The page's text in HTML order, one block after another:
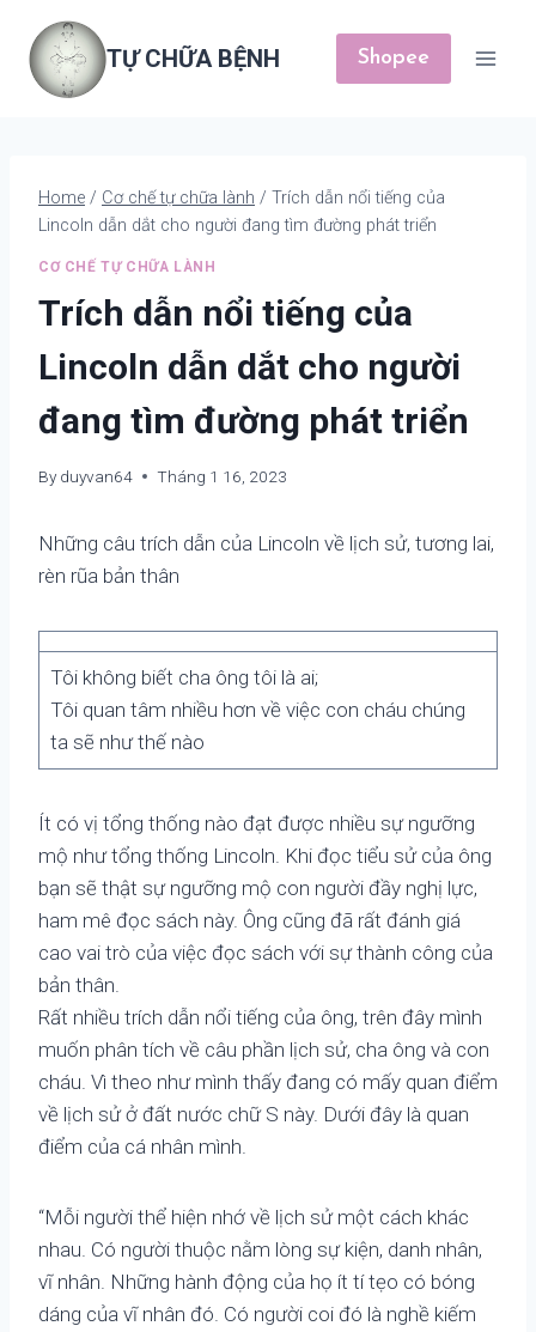
content
TỰ CHỮA BỆNH Shopee
Home / Cơ chế tự chữa lành / Trích dẫn nổi tiếng của
Lincoln dẫn dắt cho người đang tìm đường phát triển
CƠ CHẾ TỰ CHỮA LÀNH
Trích dẫn nổi tiếng của
Lincoln dẫn dắt cho người
đang tìm đường phát triển
By duyvan64 Tháng 1 16, 2023
Những câu trích dẫn của Lincoln về lịch sử, tương lai,
rèn rũa bản thân
Tôi không biết cha ông tôi là ai;
Tôi quan tâm nhiều hơn về việc con cháu chúng
ta sẽ như thế nào
Ít có vị tổng thống nào đạt được nhiều sự ngưỡng
mộ như tổng thống Lincoln. Khi đọc tiểu sử của ông
bạn sẽ thật sự ngưỡng mộ con người đầy nghị lực,
ham mê đọc sách này. Ông cũng đã rất đánh giá
cao vai trò của việc đọc sách với sự thành công của
bản thân.
Rất nhiều trích dẫn nổi tiếng của ông, trên đây mình
muốn phân tích về câu phần lịch sử, cha ông và con
cháu. Vì theo như mình thấy đang có mấy quan điểm
về lịch sử ở đất nước chữ S này. Dưới đây là quan
điểm của cá nhân mình.
“Mỗi người thể hiện nhớ về lịch sử một cách khác
nhau. Có người thuộc nằm lòng sự kiện, danh nhân,
vĩ nhân. Những hành động của họ ít tí tẹo có bóng
dáng của vĩ nhân đó. Có người coi đó là nghề kiếm